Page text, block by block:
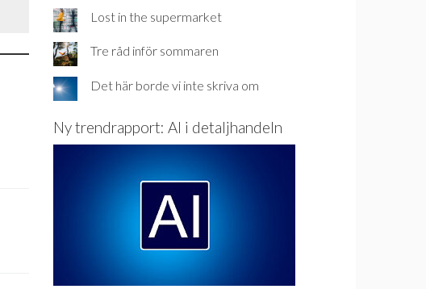
Lost in the supermarket
Tre råd inför sommaren
Det här borde vi inte skriva om
Ny trendrapport: AI i detaljhandeln